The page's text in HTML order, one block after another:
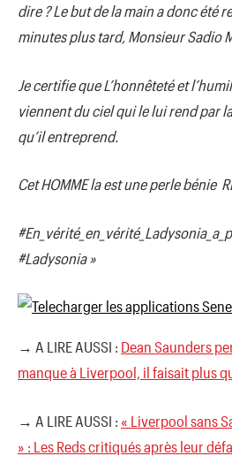
dire ? Le but de la main a donc été
minutes plus tard, Monsieur Sadio
Je certifie que L’honnêteté et
viennent du ciel qui le lui rend par
qu’il entreprend.
Cet HOMME la est une perle bénie
#Ladysonia »
→ A LIRE AUSSI : Dean Saunders
manque à Liverpool, il faisait plus
→ A LIRE AUSSI : « Liverpool sans
» : Les Reds critiqués après leur